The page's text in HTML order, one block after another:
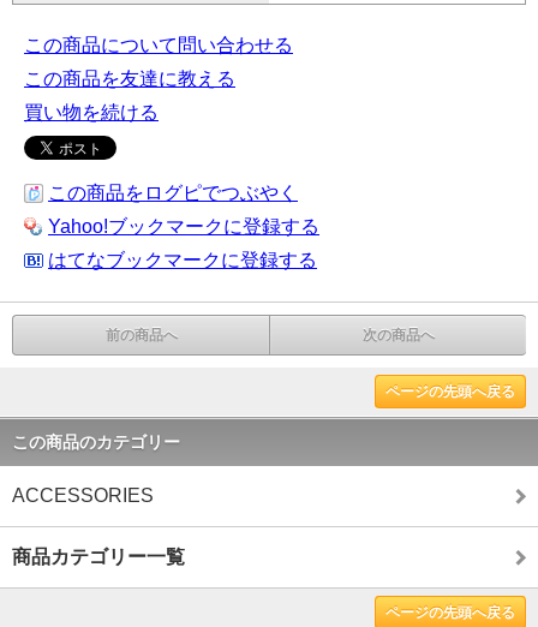
この商品について問い合わせる
この商品を友達に教える
買い物を続ける
この商品をログピでつぶやく
Yahoo!ブックマークに登録する
はてなブックマークに登録する
前の商品へ 次の商品へ
ページの先頭へ戻る
この商品のカテゴリー
ACCESSORIES
商品カテゴリー一覧
ページの先頭へ戻る